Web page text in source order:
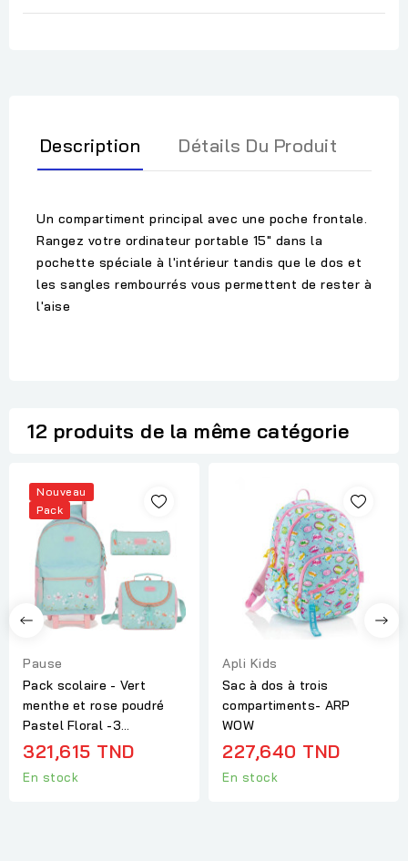
Description Détails Du Produit
Un compartiment principal avec une poche frontale.
Rangez votre ordinateur portable 15" dans la
pochette spéciale à l'intérieur tandis que le dos et
les sangles rembourrés vous permettent de rester à
l'aise
12 produits de la même catégorie
Nouveau
Pack
Pause
Pack scolaire - Vert
menthe et rose poudré
Pastel Floral -3...
321,615 TND
En stock
Apli Kids
Sac à dos à trois
compartiments- ARP
WOW
227,640 TND
En stock